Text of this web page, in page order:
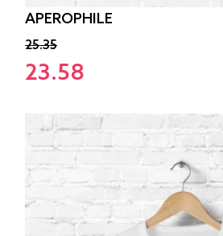
APEROPHILE
25.35
23.58